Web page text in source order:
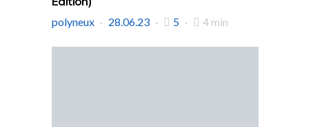
polyneux
28.06.23 5 4 min